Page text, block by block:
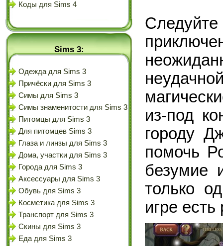
Коды для Sims 4
Sims 3:
Одежда для Sims 3
Причёски для Sims 3
Симы для Sims 3
Симы знаменитости для Sims 3
Питомцы для Sims 3
Для питомцев Sims 3
Глаза и линзы для Sims 3
Дома, участки для Sims 3
Города для Sims 3
Аксессуары для Sims 3
Обувь для Sims 3
Косметика для Sims 3
Транспорт для Sims 3
Скины для Sims 3
Еда для Sims 3
из-под
городу
помочь
безумие
только
игре